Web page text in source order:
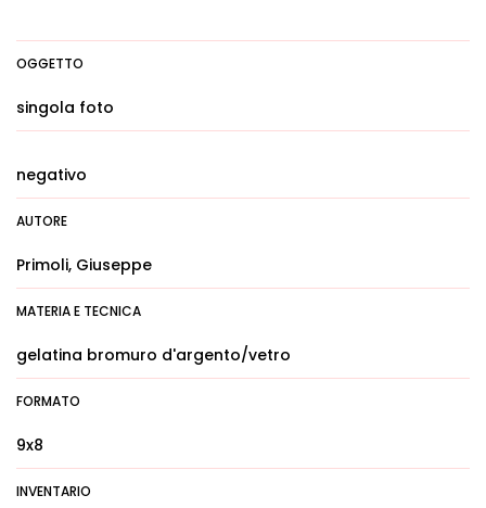
OGGETTO
singola foto
negativo
AUTORE
Primoli, Giuseppe
MATERIA E TECNICA
gelatina bromuro d'argento/vetro
FORMATO
9x8
INVENTARIO